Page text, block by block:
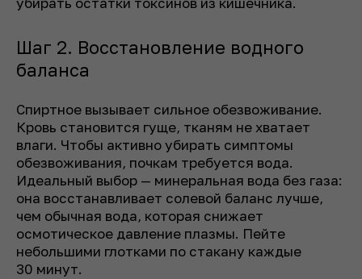
Шаг 2. Восстановление водного
баланса
Спиртное вызывает сильное обезвоживание.
Кровь становится гуще, тканям не хватает
влаги. Чтобы активно убирать симптомы
обезвоживания, почкам требуется вода.
Идеальный выбор — минеральная вода без газа:
она восстанавливает солевой баланс лучше,
чем обычная вода, которая снижает
осмотическое давление плазмы. Пейте
небольшими глотками по стакану каждые
30 минут.